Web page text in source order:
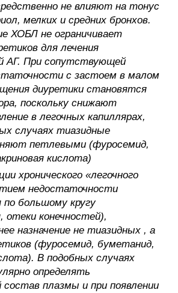
не влияют на тонус
мелких и средних бронхов.
ХОБЛ не ограничивает
для лечения
АГ. При сопутствующей
с застоем в малом
диуретики становятся
поскольку снижают
в легочных капиллярах,
случаях тиазидные
петлевыми (фуросемид,
кислота)
хронического «легочного
недостаточности
по большому кругу
отеки конечностей),
назначение не тиазидных , а
(фуросемид, буметанид,
В подобных случаях
определять
плазмы и при появлении